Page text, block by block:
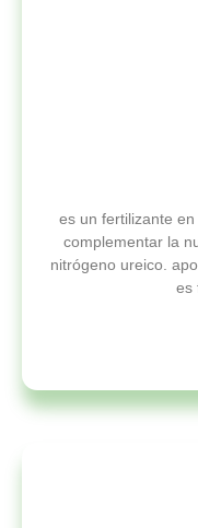
es un fertilizante
complementar la
nitrógeno ureico.
es